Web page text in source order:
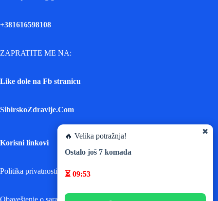
+381616598108
ZAPRATITE ME NA:
Like dole na Fb stranicu
SibirskoZdravlje.Com
Korisni linkovi
Politika privatnosti
Obaveštenje o saradnji
✖
🔥 Velika potražnja!
Ostalo još 7 komada
⏳ 09:52